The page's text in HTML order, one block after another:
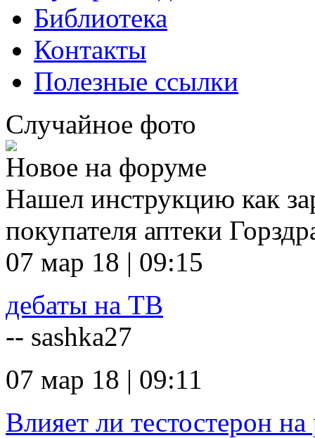
Библиотека
Контакты
Полезные ссылки
Случайное фото
Новое на форуме
Нашел инструкцию как
покупателя аптеки
07 мар 18 | 09:15
дебаты на ТВ
-- sashka27
07 мар 18 | 09:11
Влияет ли тестостерон на